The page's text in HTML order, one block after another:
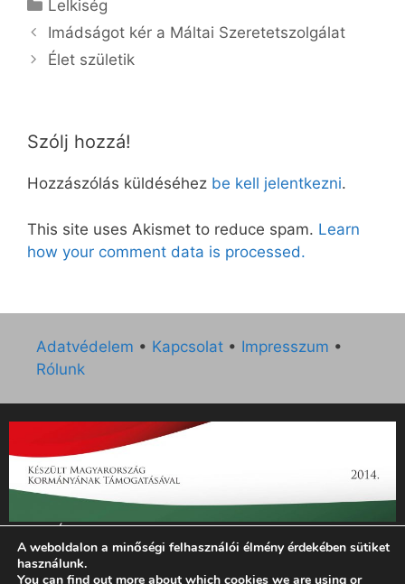
Lelkiség
Imádságot kér a Máltai Szeretetszolgálat
Élet születik
Szólj hozzá!
Hozzászólás küldéséhez be kell jelentkezni.
This site uses Akismet to reduce spam. Learn
how your comment data is processed.
Adatvédelem • Kapcsolat • Impresszum •
Rólunk
„Az Új Ember katolikus hetilap 2014. évi működésének
támogatását az EGYH-KCP-14-P-0121 sz. támogatási
szerződés keretében 3 000 000 Ft összegben támogatta az
A weboldalon a minőségi felhasználói élmény érdekében sütiket
használunk.
You can find out more about which cookies we are using or